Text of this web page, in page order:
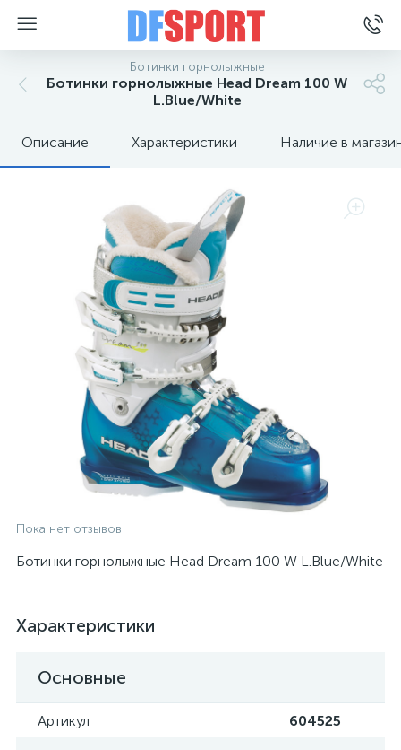
Ботинки горнолыжные
Ботинки горнолыжные Head Dream 100 W
L.Blue/White
Описание Характеристики Наличие в
Пока нет отзывов
Ботинки горнолыжные Head Dream 100 W L.Blue/White
Характеристики
Основные
Артикул 604525